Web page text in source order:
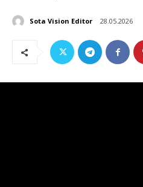
Sota Vision Editor 28.05.2026